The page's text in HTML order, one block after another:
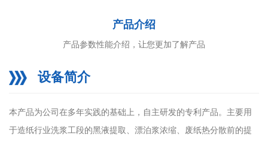
产品介绍
产品参数性能介绍，让您更加了解产品
设备简介
本产品为公司在多年实践的基础上，自主研发的专利产品。主要用
于造纸行业洗浆工段的黑液提取、漂泊浆浓缩、废纸热分散前的提